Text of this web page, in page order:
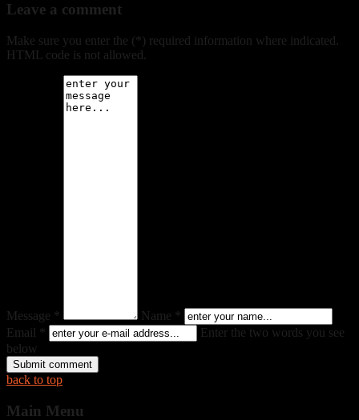
Leave a comment
Make sure you enter the (*) required information where indicated.
HTML code is not allowed.
Message *
Name *
Email *
Enter the two words you see
below
back to top
Main Menu